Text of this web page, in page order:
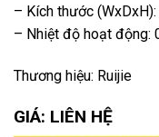
– Kích thước
– Nhiệt độ hoạt động:
Thương hiệu: Ruijie
GIÁ: LIÊN HỆ